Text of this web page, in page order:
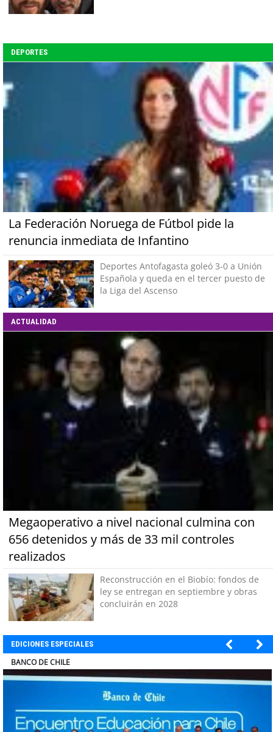
DEPORTES
La Federación Noruega de Fútbol pide la
renuncia inmediata de Infantino
Deportes Antofagasta goleó 3-0 a Unión
Española y queda en el tercer puesto de
la Liga del Ascenso
ACTUALIDAD
Megaoperativo a nivel nacional culmina con
656 detenidos y más de 33 mil controles
realizados
Reconstrucción en el Biobío: fondos de
ley se entregan en septiembre y obras
concluirán en 2028
EDICIONES ESPECIALES
COLEGIO RÍO LOA